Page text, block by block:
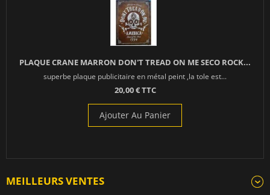
PLAQUE CRANE MARRON DON'T TREAD ON ME SECO ROCK...
superbe plaque publicitaire en métal peint ,la tole est...
20,00 € TTC
Ajouter Au Panier
MEILLEURS VENTES